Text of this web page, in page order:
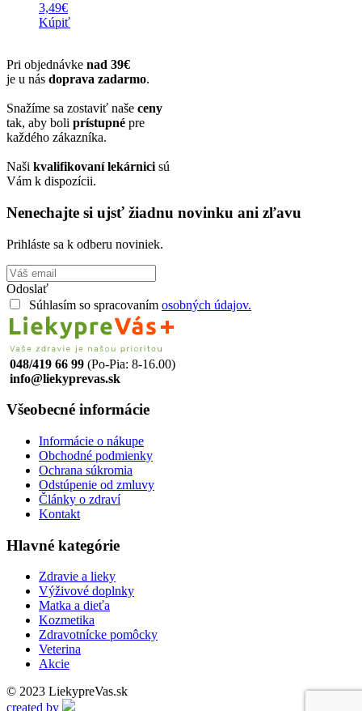
3,49€
Kúpiť
Pri objednávke nad 39€
je u nás doprava zadarmo.
Snažíme sa zostaviť naše ceny
tak, aby boli prístupné pre
každého zákazníka.
Naši kvalifikovaní lekárnici sú
Vám k dispozícii.
Nenechajte si ujsť žiadnu novinku ani zľavu
Prihláste sa k odberu noviniek.
Odoslať
Súhlasím so spracovaním osobných údajov.
048/419 66 99 (Po-Pia: 8-16.00)
info@liekyprevas.sk
Všeobecné informácie
Informácie o nákupe
Obchodné podmienky
Ochrana súkromia
Odstúpenie od zmluvy
Články o zdraví
Kontakt
Hlavné kategórie
Zdravie a lieky
Výživové doplnky
Matka a dieťa
Kozmetika
Zdravotnícke pomôcky
Veterina
Akcie
© 2023 LiekypreVas.sk
created by